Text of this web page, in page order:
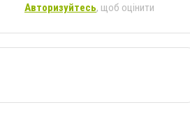
Авторизуйтесь, щоб оцінити